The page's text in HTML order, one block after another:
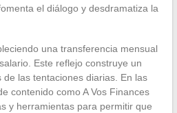
el diálogo y desdramatiza la
una transferencia mensual
Este reflejo construye un
las tentaciones diarias. En las
contenido como A Vos Finances
y herramientas para permitir que